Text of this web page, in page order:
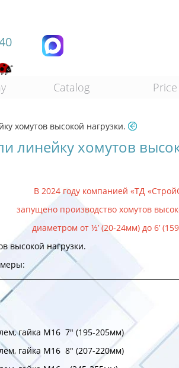
Catalog
хомутов высокой нагрузки.
линейку хомутов
В 2024 году компанией «ТД
запущено производство хомутов
диаметром от ½’ (20-24мм) до 6’
высокой нагрузки.
гайка М16 7" (195-205мм)
гайка М16 8" (207-220мм)